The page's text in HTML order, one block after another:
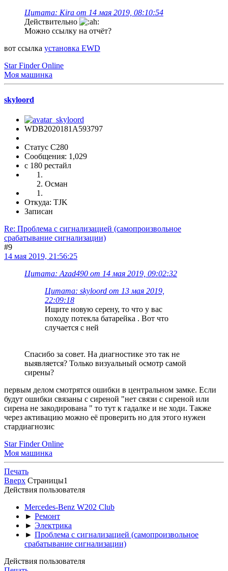
Цитата: Kira от 14 мая 2019, 08:10:54
Действительно
Можно ссылку на отчёт?
вот ссылка установка EWD
Star Finder Online
Моя машинка
skyloord
WDB2020181A593797
Статус C280
Сообщения: 1,029
c 180 рестайл
Осман
Откуда: TJK
Записан
Re: Проблема с сигнализацией (самопроизвольное
срабатывание сигнализации)
#9
14 мая 2019, 21:56:25
Цитата: Azad490 от 14 мая 2019, 09:02:32
Цитата: skyloord от 13 мая 2019,
22:09:18
Ищите новую серену, то что у вас
походу потекла батарейка . Вот что
случается с ней
Спасибо за совет. На диагностике это так не
выявляется? Только визуальный осмотр самой
сирены?
первым делом смотрятся ошибки в центральном замке. Если
будут ошибки связаны с сиреной "нет связи с сиреной или
сирена не закодирована " то тут к гадалке и не ходи. Также
через активацию можно её проверить но для этого нужен
стардиагнозис
Star Finder Online
Моя машинка
Печать
Вверх Страницы1
Действия пользователя
Mercedes-Benz W202 Club
► Ремонт
► Электрика
► Проблема с сигнализацией (самопроизвольное
срабатывание сигнализации)
Действия пользователя